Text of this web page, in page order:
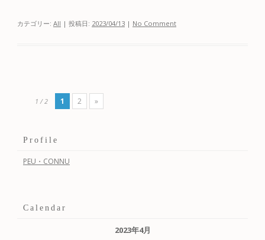
カテゴリー: All | 投稿日: 2023/04/13 | No Comment
投稿ナビゲーション
1 / 2 1 2 »
Profile
PEU・CONNU
Calendar
2023年4月